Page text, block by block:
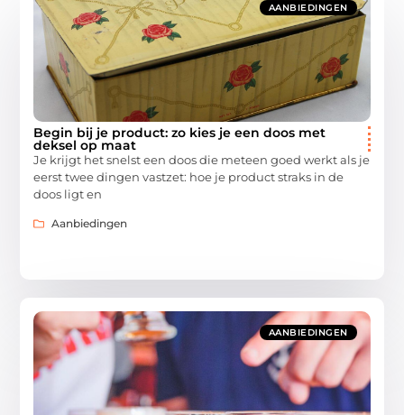
AANBIEDINGEN
Begin bij je product: zo kies je een doos met
deksel op maat
Je krijgt het snelst een doos die meteen goed werkt als je
eerst twee dingen vastzet: hoe je product straks in de
doos ligt en
Aanbiedingen
AANBIEDINGEN